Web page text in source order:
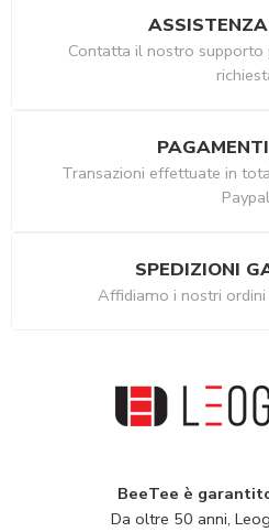
Contatta il nostro supporto
Transazioni effettuate in
Paypal
SPEDIZIONI
Affidiamo i nostri
BeeTee è
Da oltre 50 anni,